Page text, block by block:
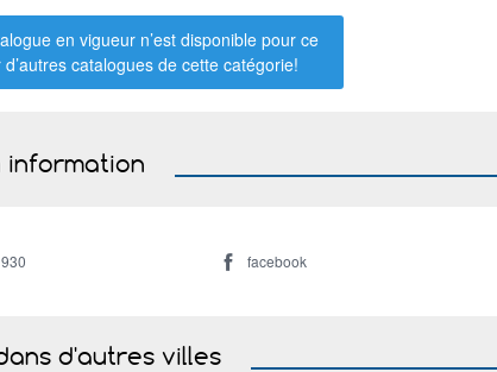
en vigueur n’est disponible pour ce
catalogues de cette catégorie!
information
facebook
d'autres villes